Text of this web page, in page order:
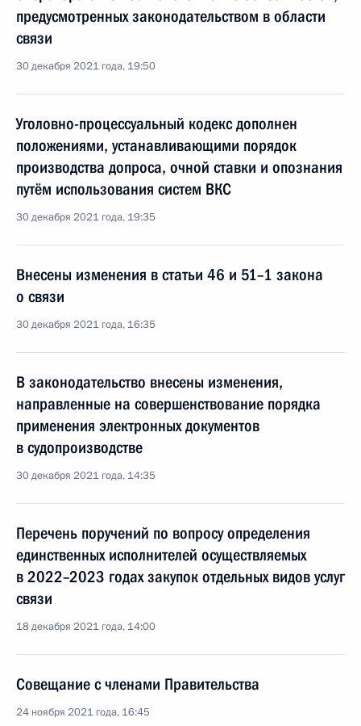
предусмотренных законодательством в области
связи
30 декабря 2021 года, 19:50
Уголовно-процессуальный кодекс дополнен
положениями, устанавливающими порядок
производства допроса, очной ставки и опознания
путём использования систем ВКС
30 декабря 2021 года, 19:35
Внесены изменения в статьи 46 и 51–1 закона
о связи
30 декабря 2021 года, 16:35
В законодательство внесены изменения,
направленные на совершенствование порядка
применения электронных документов
в судопроизводстве
30 декабря 2021 года, 14:35
Перечень поручений по вопросу определения
единственных исполнителей осуществляемых
в 2022–2023 годах закупок отдельных видов услуг
связи
18 декабря 2021 года, 14:00
Совещание с членами Правительства
24 ноября 2021 года, 16:45